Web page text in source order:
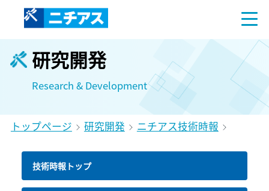
研究開発
Research & Development
トップページ 研究開発 ニチアス技術時報
技術時報トップ